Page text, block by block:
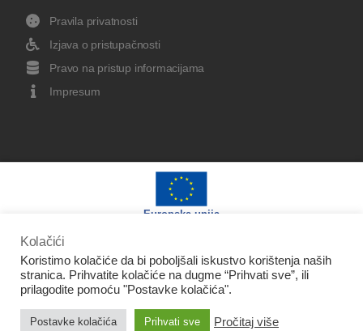
Pravila privatnosti
Izjava o pristupačnosti
Pravo na pristup informacijama
Impresum
Europska unija
Europskog fonda za regionalni razvoj.
Kolačići
Koristimo kolačiće da bi poboljšali iskustvo korištenja naših
stranica. Prihvatite kolačiće na dugme “Prihvati sve”, ili
prilagodite pomoću "Postavke kolačića".
Postavke kolačića Prihvati sve Pročitaj više